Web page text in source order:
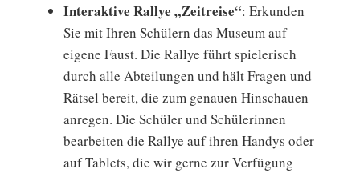
Interaktive Rallye „Zeitreise“: Erkunden
Sie mit Ihren Schülern das Museum auf
eigene Faust. Die Rallye führt spielerisch
durch alle Abteilungen und hält Fragen und
Rätsel bereit, die zum genauen Hinschauen
anregen. Die Schüler und Schülerinnen
bearbeiten die Rallye auf ihren Handys oder
auf Tablets, die wir gerne zur Verfügung